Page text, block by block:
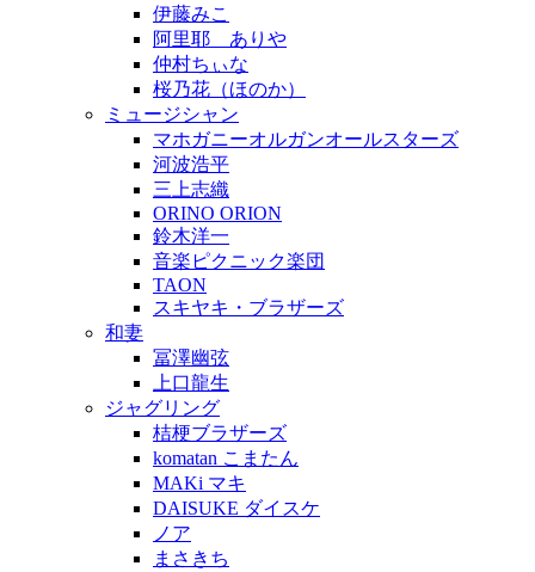
伊藤みこ
阿里耶 ありや
仲村ちぃな
桜乃花（ほのか）
ミュージシャン
マホガニーオルガンオールスターズ
河波浩平
三上志織
ORINO ORION
鈴木洋一
音楽ピクニック楽団
TAON
スキヤキ・ブラザーズ
和妻
冨澤幽弦
上口龍生
ジャグリング
桔梗ブラザーズ
komatan こまたん
MAKi マキ
DAISUKE ダイスケ
ノア
まさきち